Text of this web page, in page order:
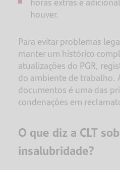
houver.
Para evitar problemas
manter um histórico
atualizações do PGR,
do ambiente de trabalho.
documentos é uma das
condenações em
O que diz a CLT
insalubridade?